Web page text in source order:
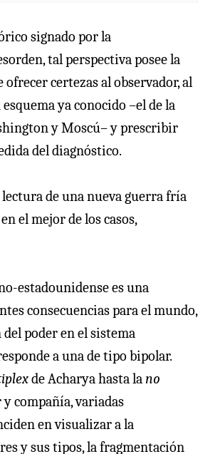
signado por la
tal perspectiva posee la
certezas al observador, al
ya conocido –el de la
y Moscú– y prescribir
del diagnóstico.
de una nueva guerra fría
el mejor de los casos,
estadounidense es una
consecuencias para el mundo,
poder en el sistema
a una de tipo bipolar.
de Acharya hasta lano
compañía, variadas
en visualizar a la
y sus tipos, la fragmentación